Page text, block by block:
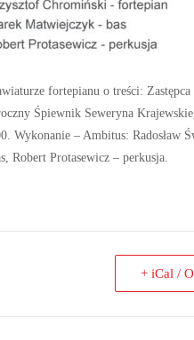
fortepianu o treści:
Śpiewnik Seweryna
Wykonanie – Ambitus: Radosław
Robert Protasewicz – perkusja.
+ iCal /